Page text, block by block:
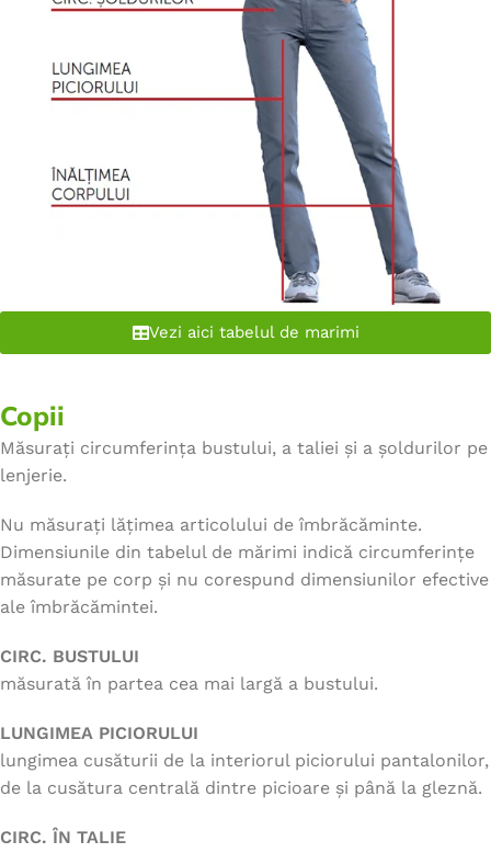
Vezi aici tabelul de marimi
Copii
Măsurați circumferința bustului, a taliei și a șoldurilor pe
lenjerie.
Nu măsurați lățimea articolului de îmbrăcăminte.
Dimensiunile din tabelul de mărimi indică circumferințe
măsurate pe corp și nu corespund dimensiunilor efective
ale îmbrăcămintei.
CIRC. BUSTULUI
măsurată în partea cea mai largă a bustului.
LUNGIMEA PICIORULUI
lungimea cusăturii de la interiorul piciorului pantalonilor,
de la cusătura centrală dintre picioare și până la gleznă.
CIRC. ÎN TALIE